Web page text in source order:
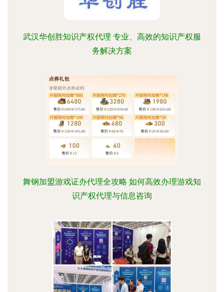
武汉华创胜知识产权代理 专业、高效的知识产权服
务解决方案
舞钢加盟游戏证办代理全攻略 如何高效办理游戏知
识产权代理与信息咨询